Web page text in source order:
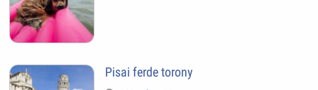
Pisai ferde torony